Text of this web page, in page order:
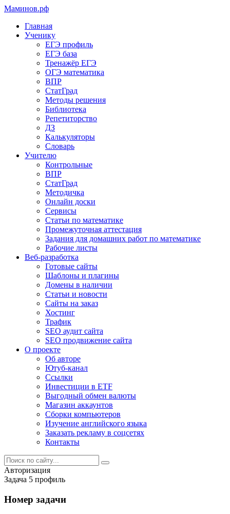
Маминов.рф
Главная
Ученику
ЕГЭ профиль
ЕГЭ база
Тренажёр ЕГЭ
ОГЭ математика
ВПР
СтатГрад
Методы решения
Библиотека
Репетиторство
ДЗ
Калькуляторы
Словарь
Учителю
Контрольные
ВПР
СтатГрад
Методичка
Онлайн доски
Сервисы
Статьи по математике
Промежуточная аттестация
Задания для домашних работ по математике
Рабочие листы
Веб-разработка
Готовые сайты
Шаблоны и плагины
Домены в наличии
Статьи и новости
Сайты на заказ
Хостинг
Трафик
SEO аудит сайта
SEO продвижение сайта
О проекте
Об авторе
Ютуб-канал
Ссылки
Инвестиции в ETF
Выгодный обмен валюты
Магазин аккаунтов
Сборки компьютеров
Изучение английского языка
Заказать рекламу в соцсетях
Контакты
Авторизация
Задача 5 профиль
Номер задачи